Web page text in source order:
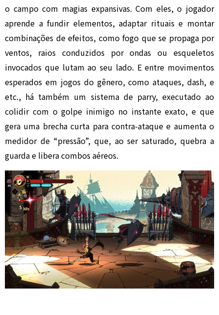
o campo com magias expansivas. Com eles, o jogador
aprende a fundir elementos, adaptar rituais e montar
combinações de efeitos, como fogo que se propaga por
ventos, raios conduzidos por ondas ou esqueletos
invocados que lutam ao seu lado. E entre movimentos
esperados em jogos do gênero, como ataques, dash, e
etc., há também um sistema de parry, executado ao
colidir com o golpe inimigo no instante exato, e que
gera uma brecha curta para contra-ataque e aumenta o
medidor de “pressão”, que, ao ser saturado, quebra a
guarda e libera combos aéreos.